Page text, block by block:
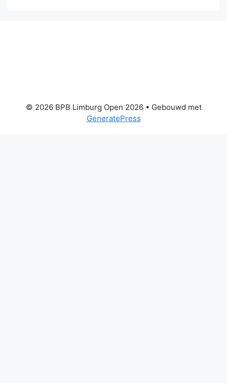
© 2026 BPB Limburg Open 2026• Gebouwd met
GeneratePress